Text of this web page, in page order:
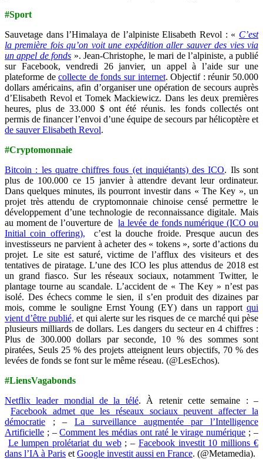
#Sport
Sauvetage dans l’Himalaya de l’alpiniste Elisabeth Revol : « C’est
la première fois qu’on voit une expédition aller sauver des vies via
un appel de fonds ». Jean-Christophe, le mari de l’alpiniste, a publié
sur Facebook, vendredi 26 janvier, un appel à l’aide sur une
plateforme decollecte de fonds sur internet. Objectif : réunir 50.000
dollars américains, afin d’organiser une opération de secours auprès
d’Elisabeth Revol et Tomek Mackiewicz. Dans les deux premières
heures, plus de 33.000 $ ont été réunis. les fonds collectés ont
permis de financer l’envoi d’une équipe de secours par hélicoptère et
de sauver Elisabeth Revol.
#Cryptomonnaie
Bitcoin : les quatre chiffres fous (et inquiétants) des ICO. Ils sont
plus de 100.000 ce 15 janvier à attendre devant leur ordinateur.
Dans quelques minutes, ils pourront investir dans « The Key », un
projet très attendu de cryptomonnaie chinoise censé permettre le
développement d’une technologie de reconnaissance digitale. Mais
au moment de l’ouverture de la levée de fonds numérique (ICO ou
Initial coin offering),
c’est la douche froide. Presque aucun des
investisseurs ne parvient à acheter des « tokens », sorte d’actions du
projet. Le site est saturé, victime de l’afflux des visiteurs et des
tentatives de piratage. L’une des ICO les plus attendus de 2018 est
un grand fiasco. Sur les réseaux sociaux, notamment Twitter, le
plantage tourne au scandale. L’accident de « The Key » n’est pas
isolé. Des échecs comme le sien, il s’en produit des dizaines par
mois, comme le souligne Ernst Young (EY) dans un rapport qui
vient d’être publié, et qui alerte sur les risques de ce marché qui pèse
plusieurs milliards de dollars. Les dangers du secteur en 4 chiffres :
Plus de 300.000 dollars par seconde, 10 % des sommes sont
piratées, Seuls 25 % des projets atteignent leurs objectifs, 70 % des
levées de fonds se font sur le même réseau. (@LesEchos).
#LiensVagabonds
Netflix leader mondial de la télé. À retenir cette semaine : –
Facebook admet que les réseaux sociaux peuvent affecter la
démocratie ; –La surveillance augmentée par l’Intelligence
Artificielle ; –Comment les médias ont raté le virage numérique ; –
Le lumpen prolétariat du web; – Facebook investit 10 millions €
dans l’IA à Paris et Google investit aussi en France. (@Metamedia).